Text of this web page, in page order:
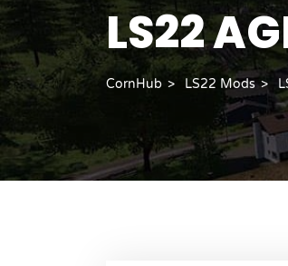
LS22
CornHub LS22 Mods